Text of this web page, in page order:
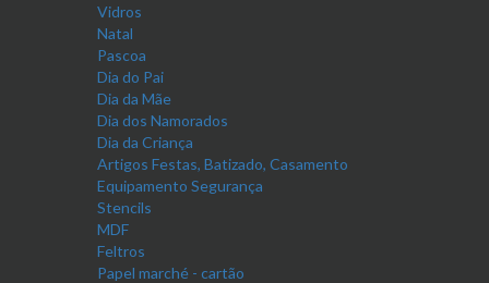
Vidros
Natal
Pascoa
Dia do Pai
Dia da Mãe
Dia dos Namorados
Dia da Criança
Artigos Festas, Batizado, Casamento
Equipamento Segurança
Stencils
MDF
Feltros
Papel marché - cartão